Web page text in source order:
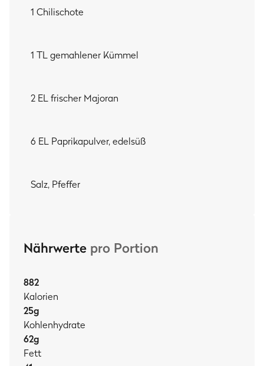
1 Chilischote
1 TL gemahlener Kümmel
2 EL frischer Majoran
6 EL Paprikapulver, edelsüß
Salz, Pfeffer
Nährwerte pro Portion
882
Kalorien
25g
Kohlenhydrate
62g
Fett